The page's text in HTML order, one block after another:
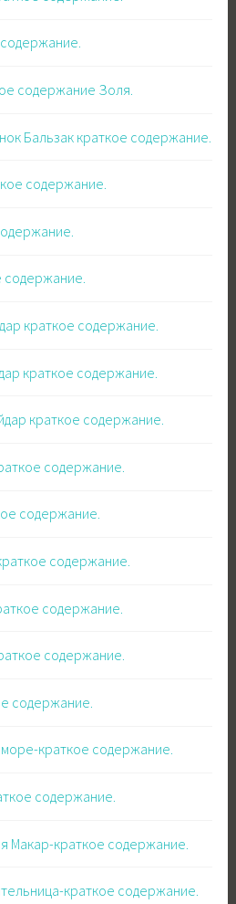
содержание Золя.
Бальзак краткое содержание.
содержание.
содержание.
краткое содержание.
краткое содержание.
краткое содержание.
содержание.
содержание.
содержание.
содержание.
содержание.
содержание.
краткое содержание.
содержание.
Макар-краткое содержание.
краткое содержание.